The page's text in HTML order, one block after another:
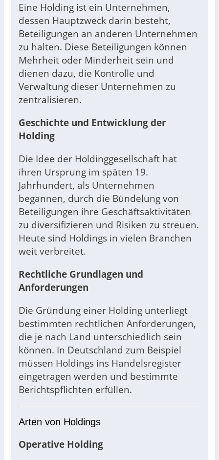
Eine Holding ist ein Unternehmen,
dessen Hauptzweck darin besteht,
Beteiligungen an anderen Unternehmen
zu halten. Diese Beteiligungen können
Mehrheit oder Minderheit sein und
dienen dazu, die Kontrolle und
Verwaltung dieser Unternehmen zu
zentralisieren.
Geschichte und Entwicklung der
Holding
Die Idee der Holdinggesellschaft hat
ihren Ursprung im späten 19.
Jahrhundert, als Unternehmen
begannen, durch die Bündelung von
Beteiligungen ihre Geschäftsaktivitäten
zu diversifizieren und Risiken zu streuen.
Heute sind Holdings in vielen Branchen
weit verbreitet.
Rechtliche Grundlagen und
Anforderungen
Die Gründung einer Holding unterliegt
bestimmten rechtlichen Anforderungen,
die je nach Land unterschiedlich sein
können. In Deutschland zum Beispiel
müssen Holdings ins Handelsregister
eingetragen werden und bestimmte
Berichtspflichten erfüllen.
Arten von Holdings
Operative Holding